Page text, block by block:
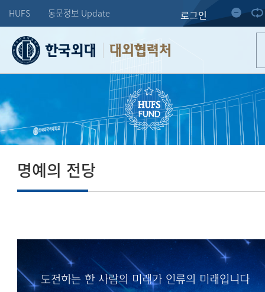
HUFS 동문정보 Update 로그인
대외협력처
명예의 전당
도전하는 한 사람의 미래가 인류의 미래입니다
도전하는 한 사람의 미래가
인류의 미래입니다